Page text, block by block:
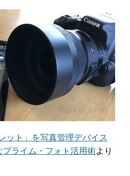
ット」を写真管理デバイス
プライム・フォト活用術より